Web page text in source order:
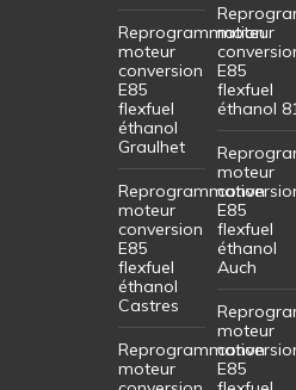
Reprogrammation
moteur
conversion
E85
flexfuel
éthanol
Graulhet
Reprogrammation
moteur
conversion
E85
flexfuel
éthanol
Castres
Reprogrammation
moteur
moteur
E85
flexfuel
éthanol
moteur
E85
flexfuel
éthanol
Auch
moteur
E85